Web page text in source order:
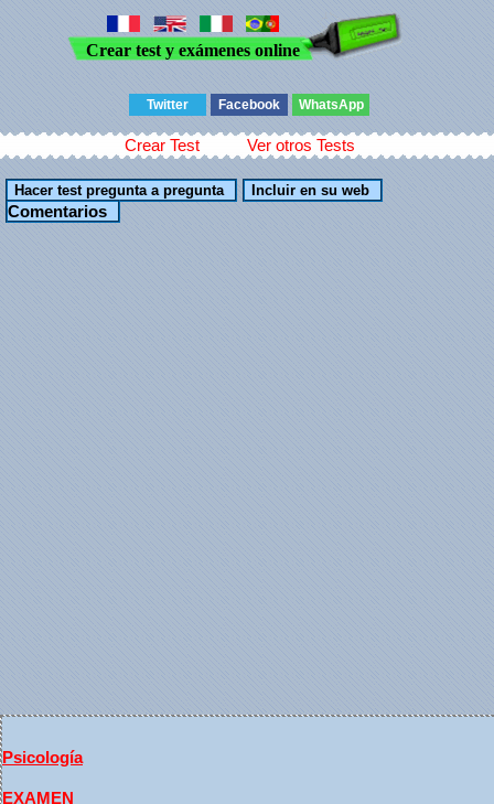
Crear test y exámenes online
Twitter Facebook WhatsApp
Crear Test Ver otros Tests
Comentarios
Psicología
EXAMEN